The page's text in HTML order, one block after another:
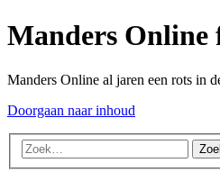
Manders Online
Manders Online al jaren een rots in
Doorgaan naar inhoud